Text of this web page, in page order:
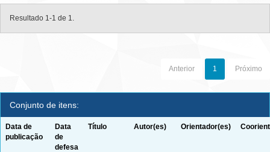
Resultado 1-1 de 1.
Anterior 1 Próximo
Conjunto de itens:
Data de
publicação
Data
de
defesa
Título Autor(es) Orientador(es)